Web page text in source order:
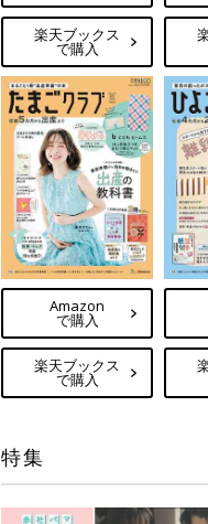
楽天ブックス
で購入
Amazon
で購入
楽天ブックス
で購入
特集